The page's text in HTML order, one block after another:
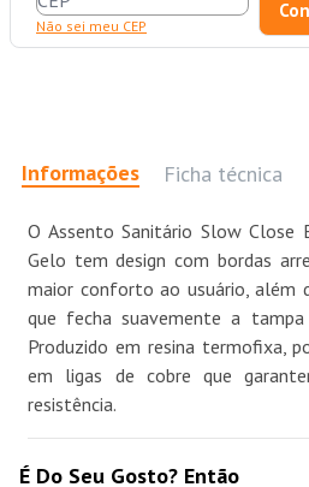
Não sei meu CEP
Informações Ficha técnica
O Assento Sanitário Slow Close
Gelo tem design com bordas
maior conforto ao usuário, além
que fecha suavemente a
Produzido em resina termofixa,
em ligas de cobre que
resistência.
É Do Seu Gosto? Então